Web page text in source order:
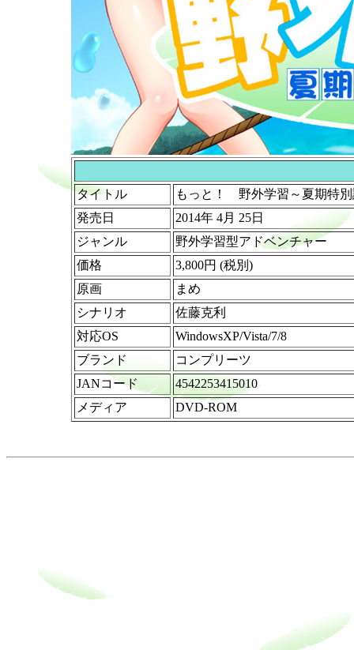
タイトル
もっと！ 野外学習～夏期特
発売日
2014年 4月 25日
ジャンル
野外学習型アドベンチャー
価格
3,800円 (税別)
原画
まめ
シナリオ
佐藤克利
対応OS
WindowsXP/Vista/7/8
ブランド
コンプリーツ
JANコード
4542253415010
メディア
DVD-ROM